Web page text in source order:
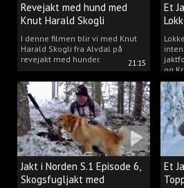
21:15
Revejakt med hund med
Knut Harald Skogli
I denne filmen blir vi med Knut
Harald Skogli fra Alvdal på
revejakt med hunder.
Et
og
Jakt i Norden S.1 Episode 6,
Skogsfugljakt med
Et